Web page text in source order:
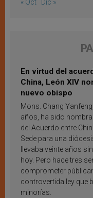
« Oct Dic »
En virtud del
China, León XIV
nuevo obispo
Mons. Chang
años, ha sido
del Acuerdo entre
Sede para una
llevaba veinte años
hoy. Pero hace tres
comprometer
controvertida ley que
minorías.